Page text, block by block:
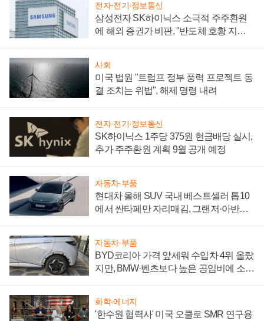
전자·전기·정보통신
삼성전자 SK하이닉스 소극적 주주환원
에 해외 증권가 비판, "반도체 호황 지속
사회
미국 법원 "트럼프 정부 풍력 프로젝트 동
결 조치는 위법", 해제 명령 내려
전자·전기·정보통신
SK하이닉스 1주당 375원 현금배당 실시,
추가 주주환원 계획 9월 공개 예정
자동차·부품
현대차 올해 SUV 국내 베스트셀러 톱10
에서 싼타페만 자리매김, 그랜저·아반떼
자동차·부품
BYD코리아 가격 앞세워 수입차 4위 올랐
지만, BMW·벤츠보다 높은 공임비에 소비
화학·에너지
'한수원 협력사' 미국 오클로 SMR 연구용